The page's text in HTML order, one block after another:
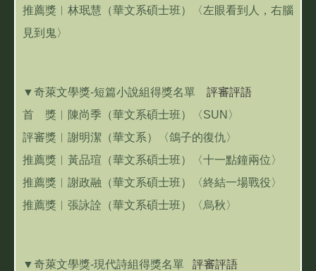
推薦獎︱林珉慧（華文系碩士班）〈左眼看到人，右腦
見到鬼〉
▼奇萊文學獎-短篇小說組得獎名單 評審評語
首 獎︱陳尚季（華文系碩士班）〈SUN〉
評審獎︱謝明潔（華文系）〈鴿子的復仇〉
推薦獎︱黃品瑄（華文系碩士班）〈十一點鐘兩位〉
推薦獎︱謝政融（華文系碩士班）〈終結一場戰役〉
推薦獎︱張詠詮（華文系碩士班）〈烏秋〉
▼奇萊文學獎-現代詩組得獎名單 評審評語